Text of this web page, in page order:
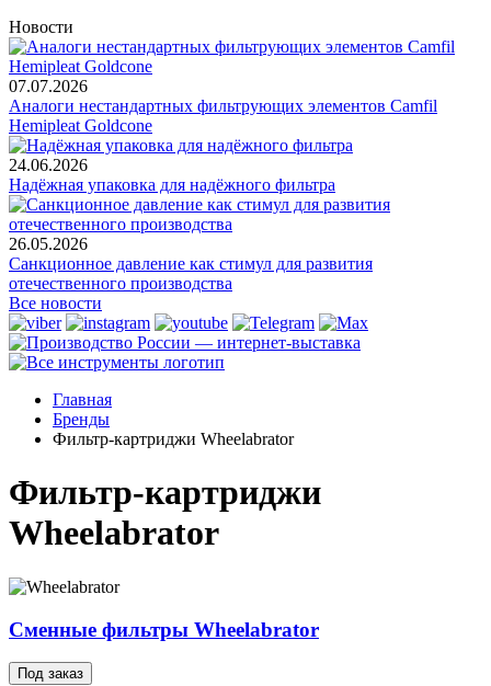
Новости
07.07.2026
Аналоги нестандартных фильтрующих элементов Camfil
Hemipleat Goldcone
24.06.2026
Надёжная упаковка для надёжного фильтра
26.05.2026
Санкционное давление как стимул для развития
отечественного производства
Все новости
Главная
Бренды
Фильтр-картриджи Wheelabrator
Фильтр-картриджи
Wheelabrator
Сменные фильтры Wheelabrator
Под заказ